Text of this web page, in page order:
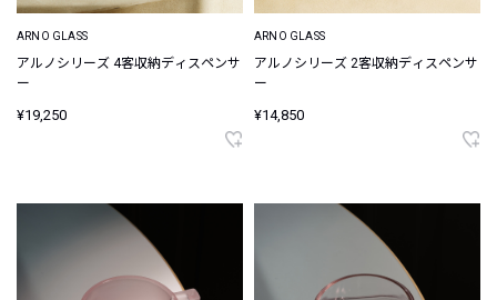
ARNO GLASS
アルノシリーズ 4客収納ディスペンサ
ー
¥19,250
ARNO GLASS
アルノシリーズ 2客収納ディスペンサ
ー
¥14,850